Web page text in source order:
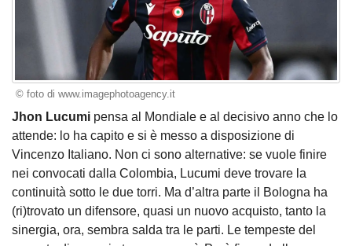
© foto di www.imagephotoagency.it
Jhon Lucumi pensa al Mondiale e al decisivo anno che lo
attende: lo ha capito e si è messo a disposizione di
Vincenzo Italiano. Non ci sono alternative: se vuole finire
nei convocati dalla Colombia, Lucumi deve trovare la
continuità sotto le due torri. Ma d’altra parte il Bologna ha
(ri)trovato un difensore, quasi un nuovo acquisto, tanto la
sinergia, ora, sembra salda tra le parti. Le tempeste del